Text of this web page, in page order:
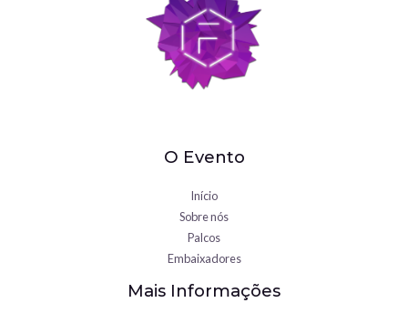
O Evento
Início
Sobre nós
Palcos
Embaixadores
Mais Informações